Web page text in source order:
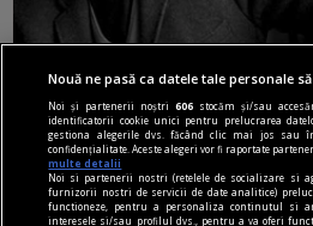
noile fanatisme
Dragă Domnule Cioran,
Pe vremuri, m-ați fi vrut
să-mi acceptați o „distanță
Nouă ne pasă ca datele tale personale
Noi și partenerii noștri606 stocăm și/sau
identificatorii cookie unici pentru prelucrarea
gestiona alegerile dvs. făcând clic mai jos sau
confidențialitate. Aceste alegeri vor fi raportate
multe detalii
Noi si partenerii nostri (retelele de socializare si
furnizorii nostri de servicii de date analitice)
functioneze, pentru a personaliza continutul si
interesele si/sau profilul dvs., pentru a va oferi